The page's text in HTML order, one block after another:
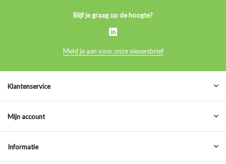
Blijf je graag op de hoogte?
Meld je aan voor onze nieuwsbrief
Klantenservice
Mijn account
Informatie